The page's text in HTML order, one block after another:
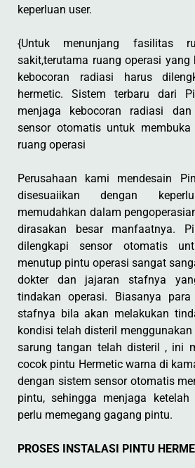
keperluan user.
{Untuk menunjang fasilitas
sakit,terutama ruang operasi yang
kebocoran radiasi harus
hermetic. Sistem terbaru dari
menjaga kebocoran radiasi
sensor otomatis untuk
ruang operasi
Perusahaan kami mendesain
disesuaiikan dengan
memudahkan dalam
dirasakan besar manfaatnya.
dilengkapi sensor otomatis
menutup pintu operasi sangat
dokter dan jajaran stafnya
tindakan operasi. Biasanya
stafnya bila akan melakukan
kondisi telah disteril
sarung tangan telah disteril , ini
cocok pintu Hermetic warna di
dengan sistem sensor otomatis
pintu, sehingga menjaga
perlu memegang gagang pintu.
PROSES INSTALASI PINTU